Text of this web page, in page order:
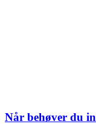
Når behøver du